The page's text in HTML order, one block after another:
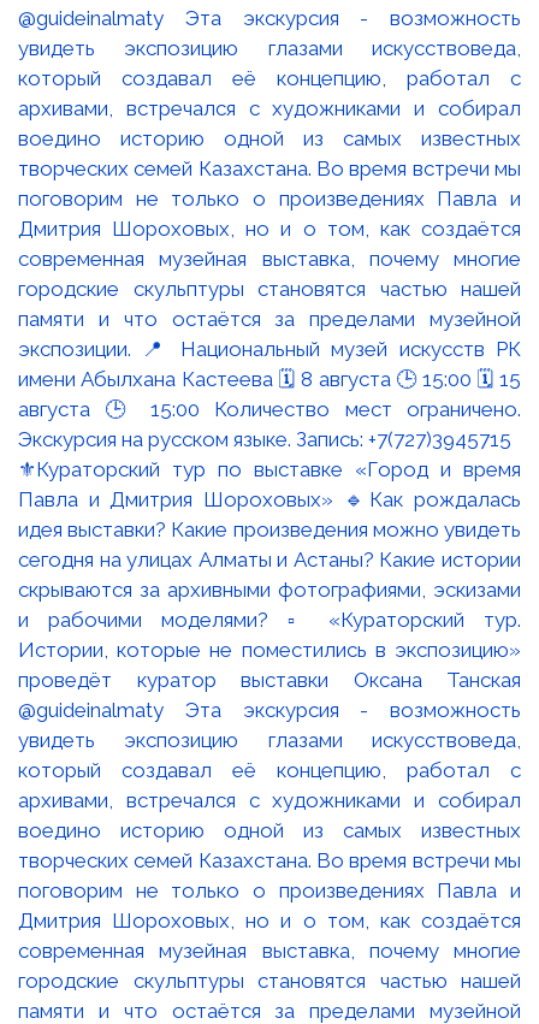
⚜️Кураторский тур по выставке «Город и время
Павла и Дмитрия Шороховых» 🔹Как рождалась
идея выставки? Какие произведения можно увидеть
сегодня на улицах Алматы и Астаны? Какие истории
скрываются за архивными фотографиями, эскизами
и рабочими моделями? ▫️ «Кураторский тур.
Истории, которые не поместились в экспозицию»
проведёт куратор выставки Оксана Танская
@guideinalmaty Эта экскурсия - возможность
увидеть экспозицию глазами искусствоведа,
который создавал её концепцию, работал с
архивами, встречался с художниками и собирал
воедино историю одной из самых известных
творческих семей Казахстана. Во время встречи мы
поговорим не только о произведениях Павла и
Дмитрия Шороховых, но и о том, как создаётся
современная музейная выставка, почему многие
городские скульптуры становятся частью нашей
памяти и что остаётся за пределами музейной